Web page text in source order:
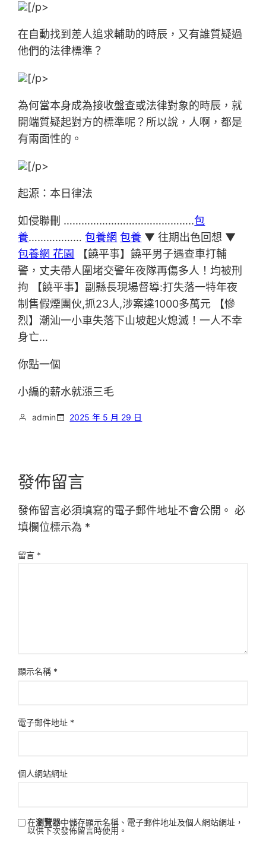
[/p>
在自動找到差人追求輔助的時辰，又有誰質疑過
他們的法律標準？
[/p>
為何當本身成為接收盤查或法律對象的時辰，就
開端質疑起對方的標準呢？所以說，人啊，都是
有兩面性的。
[/p>
起源：本日律法
如侵聯刪 ……………………………………..包
養………………包養網 包養 ▼ 往期出色回想 ▼
包養網 花園
【饒平事】饒平男子遇查車打輔
警，丈夫帶人圍堵交警年夜隊再傷多人！均被刑
拘 【饒平事】副縣長現場督導:打失落一特年夜
制售假煙團伙,抓23人,涉案達1000多萬元 【慘
烈】潮汕一小車失落下山坡起火熄滅！一人不幸
身亡…
你點一個
小編的薪水就漲三毛
admin 2025 年 5 月 29 日
發佈留言
發佈留言必須填寫的電子郵件地址不會公開。 必
填欄位標示為 *
留言 *
顯示名稱 *
電子郵件地址 *
個人網站網址
在瀏覽器中儲存顯示名稱、電子郵件地址及個人網站網址，
以供下次發佈留言時使用。